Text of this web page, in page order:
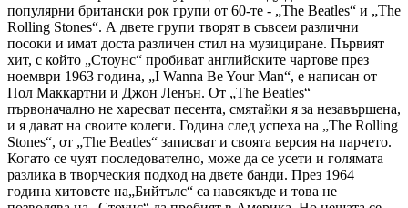
популярни британски рок групи от 60-те - „The Beatles“ и „The
Rolling Stones“. А двете групи творят в съвсем различни
посоки и имат доста различен стил на музициране. Първият
хит, с който „Стоунс“ пробиват английските чартове през
ноември 1963 година, „I Wanna Be Your Man“, е написан от
Пол Маккартни и Джон Ленън. От „The Beatles“
първоначално не харесват песента, смятайки я за незавършена,
и я дават на своите колеги. Година след успеха на „The Rolling
Stones“, от „The Beatles“ записват и своята версия на парчето.
Когато се чуят последователно, може да се усети и голямата
разлика в творческия подход на двете банди. През 1964
година хитовете на„Бийтълс“ са навсякъде и това не